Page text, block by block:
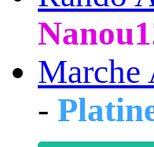
Marche
-